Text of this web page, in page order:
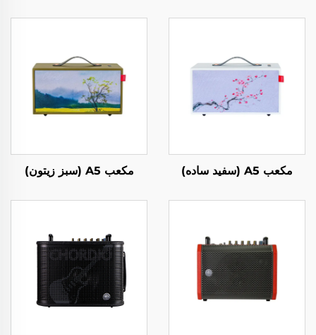
مکعب A5 (سفید ساده) مکعب A5 (سبز زیتون)